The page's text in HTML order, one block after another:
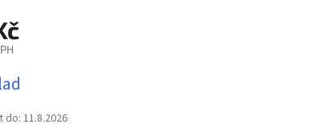
do: 11.8.2026